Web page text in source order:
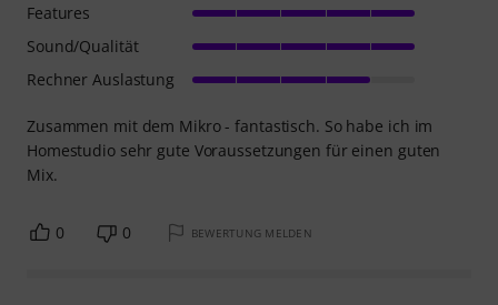
Zusammen mit dem Mikro - fantastisch. So habe ich im
Homestudio sehr gute Voraussetzungen für einen guten
Mix.
Features
Sound/Qualität
Rechner Auslastung
0 0 BEWERTUNG MELDEN